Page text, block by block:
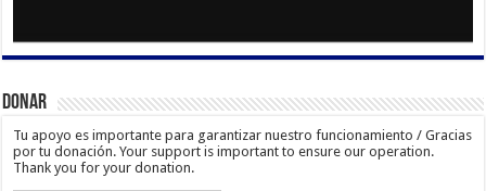
Donar
Tu apoyo es importante para garantizar nuestro funcionamiento / Gracias
por tu donación. Your support is important to ensure our operation.
Thank you for your donation.